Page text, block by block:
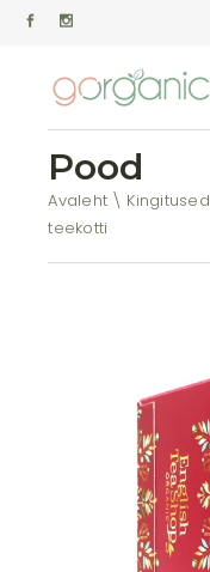
Pood
Avaleht Kingitused
teekotti